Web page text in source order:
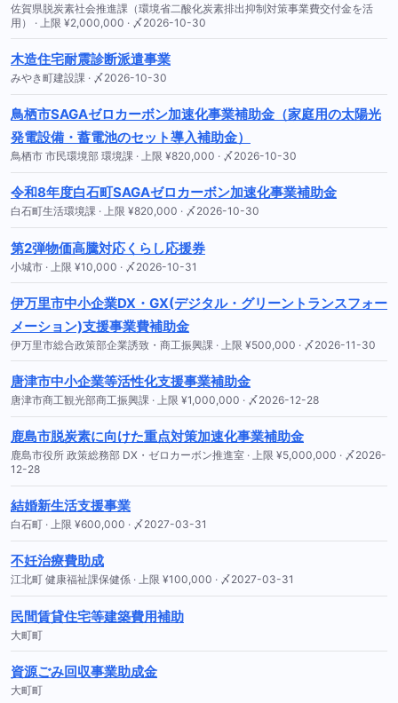
佐賀県脱炭素社会推進課（環境省二酸化炭素排出抑制対策事業費交付金を活
用） · 上限 ¥2,000,000 · 〆2026-10-30
木造住宅耐震診断派遣事業
みやき町建設課 · 〆2026-10-30
鳥栖市SAGAゼロカーボン加速化事業補助金（家庭用の太陽光
発電設備・蓄電池のセット導入補助金）
鳥栖市 市民環境部 環境課 · 上限 ¥820,000 · 〆2026-10-30
令和8年度白石町SAGAゼロカーボン加速化事業補助金
白石町生活環境課 · 上限 ¥820,000 · 〆2026-10-30
第2弾物価高騰対応くらし応援券
小城市 · 上限 ¥10,000 · 〆2026-10-31
伊万里市中小企業DX・GX(デジタル・グリーントランスフォー
メーション)支援事業費補助金
伊万里市総合政策部企業誘致・商工振興課 · 上限 ¥500,000 · 〆2026-11-30
唐津市中小企業等活性化支援事業補助金
唐津市商工観光部商工振興課 · 上限 ¥1,000,000 · 〆2026-12-28
鹿島市脱炭素に向けた重点対策加速化事業補助金
鹿島市役所 政策総務部 DX・ゼロカーボン推進室 · 上限 ¥5,000,000 · 〆2026-
12-28
結婚新生活支援事業
白石町 · 上限 ¥600,000 · 〆2027-03-31
不妊治療費助成
江北町 健康福祉課保健係 · 上限 ¥100,000 · 〆2027-03-31
民間賃貸住宅等建築費用補助
大町町
資源ごみ回収事業助成金
大町町